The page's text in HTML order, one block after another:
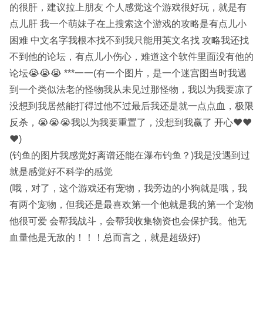
的很肝，建议拉上朋友 个人感觉这个游戏很好玩，就是有
点儿肝 我一个萌妹子在上搜索这个游戏的攻略是有点儿小
困难 中文名字我根本找不到我只能用英文名找 攻略我还找
不到他的论坛，有点儿小伤心，难道这个软件里面没有他的
论坛😭😭😭 ***一一(有一个图片，是一个迷宫图当时我遇
到一个类似法老的怪物我从未见过那怪物，我以为我要凉了
没想到我居然能打得过他不过最后我还是就一点点血，极限
反杀，😭😭😭我以为我要重置了，没想到我赢了 开心❤️❤️
❤️)
(钓鱼的图片我感觉好离谱还能在瀑布钓鱼？)我是没遇到过
就是感觉好不科学的感觉
(哦，对了，这个游戏还有宠物，我旁边的小狗就是哦，我
有两个宠物，但我还是最喜欢第一个他就是我的第一个宠物
他很可爱 会帮我战斗，会帮我收集物资也会保护我。他无
血量他是无敌的！！！总而言之，就是超级好)